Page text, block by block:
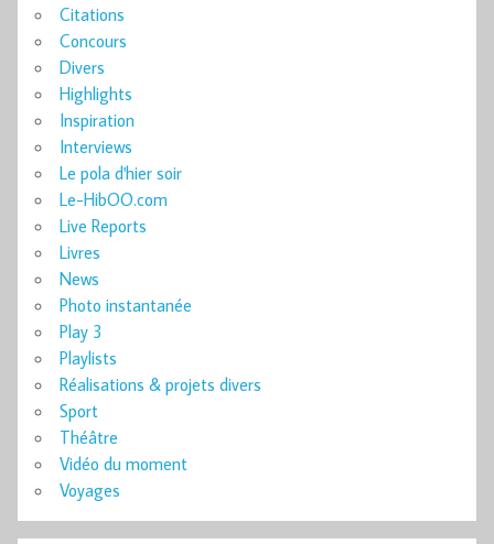
Citations
Concours
Divers
Highlights
Inspiration
Interviews
Le pola d'hier soir
Le-HibOO.com
Live Reports
Livres
News
Photo instantanée
Play 3
Playlists
Réalisations & projets divers
Sport
Théâtre
Vidéo du moment
Voyages